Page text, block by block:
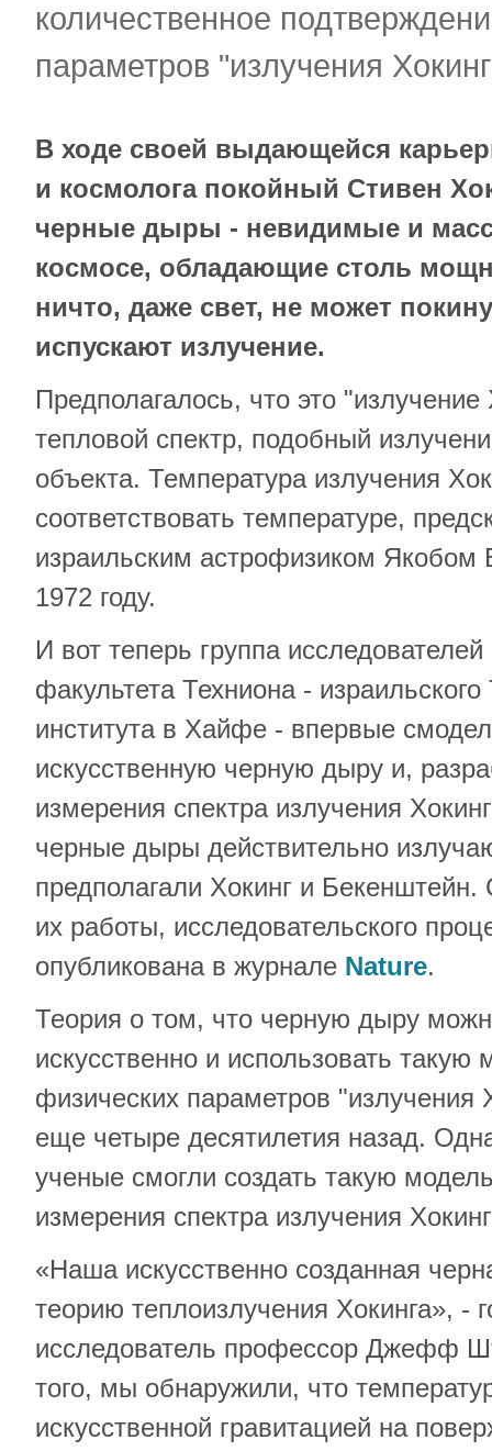
количественное
параметров "излучения
В ходе своей выдающейся
и космолога покойный Стивен
черные дыры - невидимые и
космосе, обладающие столь
ничто, даже свет, не может
испускают излучение.
Предполагалось, что это
тепловой спектр, подобный
объекта. Температура излучения
соответствовать температуре,
израильским астрофизиком
1972 году.
И вот теперь группа
факультета Техниона - израильского
института в Хайфе - впервые
искусственную черную дыру и,
измерения спектра излучения
черные дыры действительно
предполагали Хокинг и
их работы, исследовательского
опубликована в журнале Nature.
Теория о том, что черную дыру
искусственно и использовать
физических параметров "излучения
еще четыре десятилетия назад.
ученые смогли создать такую
измерения спектра излучения
«Наша искусственно созданная
теорию теплоизлучения Хокинга», -
исследователь профессор Джефф
того, мы обнаружили, что
искусственной гравитацией на